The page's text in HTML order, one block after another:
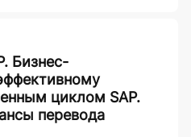
Бизнес-
циклом SAP.
перевода